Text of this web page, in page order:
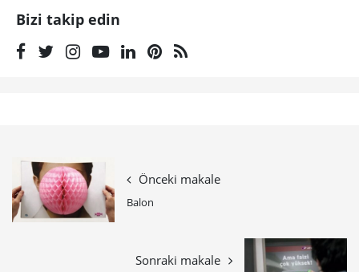
Bizi takip edin
Önceki makale
Balon
Sonraki makale